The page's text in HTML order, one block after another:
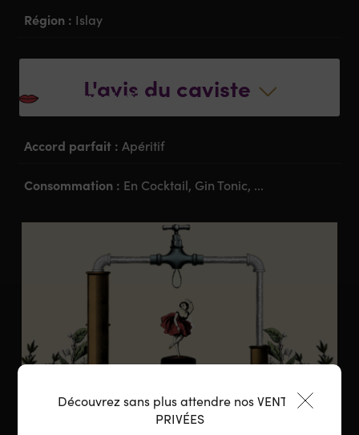
L'avis du caviste
Région : Islay
Appellation :Gin
La dégustation
Accord parfait :Apéritif
Consommation : En Cocktail, Gin Tonic, ...
Découvrez sans plus attendre nos VENTES
PRIVÉES